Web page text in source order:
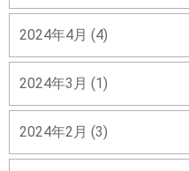
2024年4月 (4)
2024年3月 (1)
2024年2月 (3)